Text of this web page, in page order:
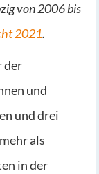
von 2006 bis
2021.
der
und
und drei
als
in der